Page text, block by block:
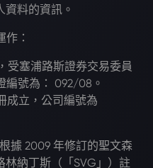
資料的資訊。
：
受塞浦路斯證券交易委員
編號為： 092/08。
成立，公司編號為
據 2009 年修訂的聖文森
納丁斯（「SVG」）註